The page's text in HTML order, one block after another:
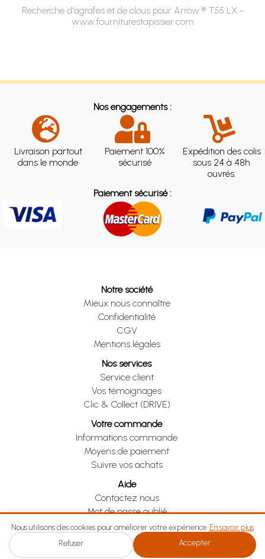
Recherche d'agrafes et de clous pour Arrow ® T55 LX -
www.fourniturestapissier.com
Nos engagements :
Livraison partout
dans le monde
Paiement 100%
sécurisé
Expédition des colis
sous 24 à 48h
ouvrés.
Paiement sécurisé :
Notre société
Mieux nous connaître
Confidentialité
CGV
Mentions légales
Nos services
Service client
Vos témoignages
Clic & Collect (DRIVE)
Votre commande
Informations commande
Moyens de paiement
Suivre vos achats
Aide
Contactez nous
Mot de passe oublié
Je me rétracte
Je me rétracte
Nous utilisons des cookies pour améliorer votre expérience. En savoir plus
Refuser Accepter